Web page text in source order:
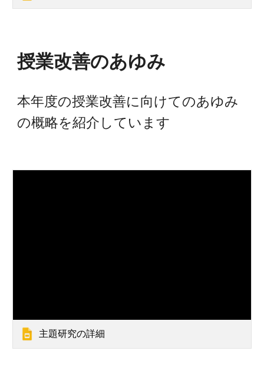
授業改善のあゆみ
本年度の授業改善に向けてのあゆみ
の概略を紹介しています
主題研究の詳細